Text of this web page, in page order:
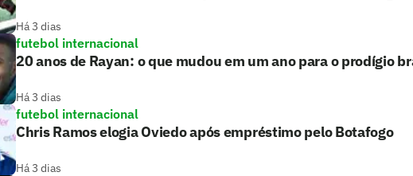
Há 3 dias
futebol internacional
20 anos de Rayan: o que mudou em um ano para o prodígio
Há 3 dias
futebol internacional
Chris Ramos elogia Oviedo após empréstimo pelo Botafogo
Há 3 dias